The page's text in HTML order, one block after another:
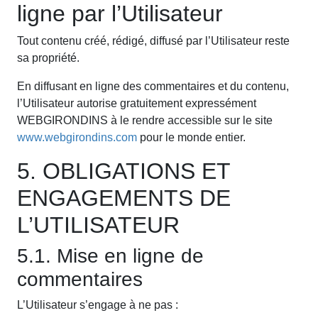
ligne par l’Utilisateur
Tout contenu créé, rédigé, diffusé par l’Utilisateur reste
sa propriété.
En diffusant en ligne des commentaires et du contenu,
l’Utilisateur autorise gratuitement expressément
WEBGIRONDINS à le rendre accessible sur le site
www.webgirondins.com pour le monde entier.
5. OBLIGATIONS ET
ENGAGEMENTS DE
L’UTILISATEUR
5.1. Mise en ligne de
commentaires
L’Utilisateur s’engage à ne pas :